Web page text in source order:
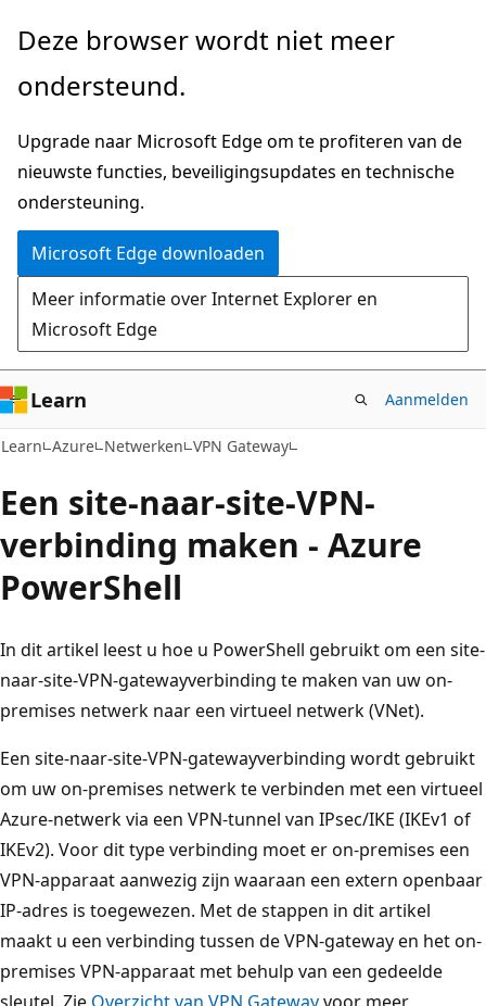
Naar
gaan
Deze browser wordt niet meer
ondersteund.
Upgrade naar Microsoft Edge om te profiteren van de
nieuwste functies, beveiligingsupdates en technische
ondersteuning.
Microsoft Edge downloaden
Meer informatie over Internet Explorer en
Microsoft Edge
Learn Aanmelden
Learn Azure Netwerken VPN Gateway
Een site-naar-site-VPN-
verbinding maken - Azure
PowerShell
In dit artikel leest u hoe u PowerShell gebruikt om een site-
naar-site-VPN-gatewayverbinding te maken van uw on-
premises netwerk naar een virtueel netwerk (VNet).
Een site-naar-site-VPN-gatewayverbinding wordt gebruikt
om uw on-premises netwerk te verbinden met een virtueel
Azure-netwerk via een VPN-tunnel van IPsec/IKE (IKEv1 of
IKEv2). Voor dit type verbinding moet er on-premises een
VPN-apparaat aanwezig zijn waaraan een extern openbaar
IP-adres is toegewezen. Met de stappen in dit artikel
maakt u een verbinding tussen de VPN-gateway en het on-
premises VPN-apparaat met behulp van een gedeelde
sleutel. Zie Overzicht van VPN Gatewayvoor meer